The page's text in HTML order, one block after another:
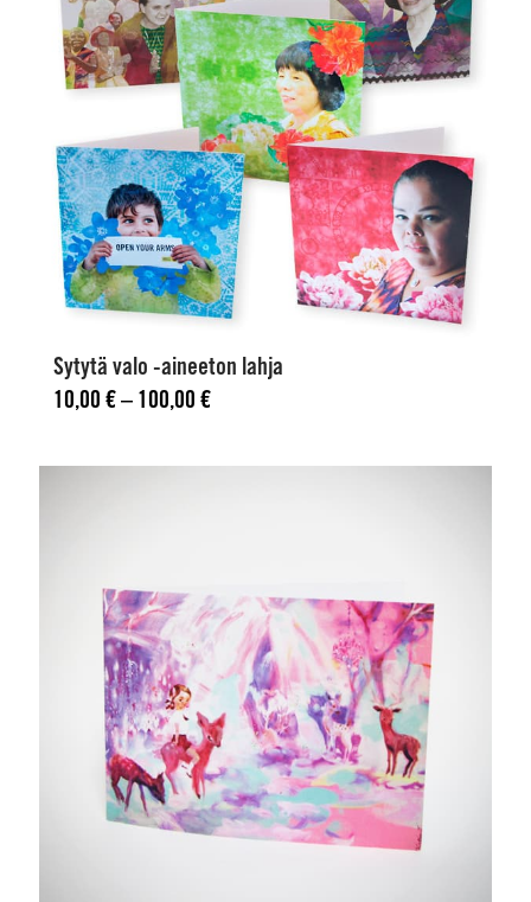
Sytytä valo -aineeton lahja
10,00 €– 100,00 €Hintaluokka: 10,00 € - 100,00 €